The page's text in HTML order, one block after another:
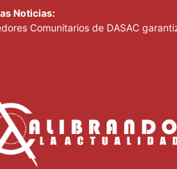
Noticias:
Comunitarios de DASAC